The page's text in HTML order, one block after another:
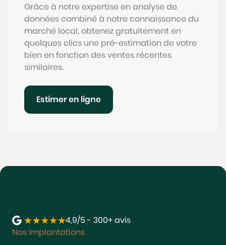
Grâce à notre expertise en analyse de
données combiné à notre connaissance du
marché local, obtenez gratuitement en
quelques clics une pré-estimation de votre
bien en fonction des ventes récentes
similaires.
Estimer en ligne
4,9/5 - 300+ avis
Nos implantations